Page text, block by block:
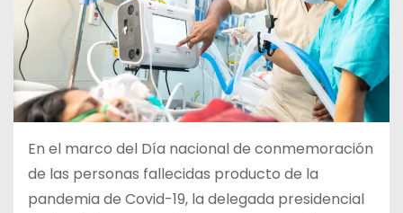
En el marco del Día nacional de conmemoración
de las personas fallecidas producto de la
pandemia de Covid-19, la delegada presidencial